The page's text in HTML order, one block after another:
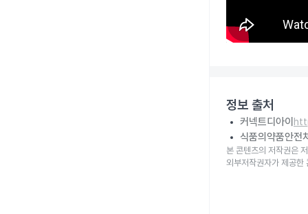
정보 출처
커넥트디아이
식품의약품안전
본 콘텐츠의 저작권은
외부저작권자가 제공한